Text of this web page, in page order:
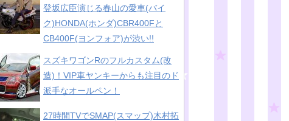
登坂広臣演じる春山の愛車(バイ
ク)HONDA(ホンダ)CBR400Fと
CB400F(ヨンフォア)が渋い!!
スズキワゴンRのフルカスタム(改
造)！VIP車ヤンキーからも注目のド
派手なオールペン！
27時間TVでSMAP(スマップ)木村拓